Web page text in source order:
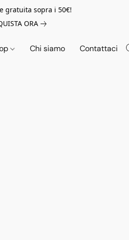
gratuita sopra i 50€!
ORA
Chi siamo Contattaci